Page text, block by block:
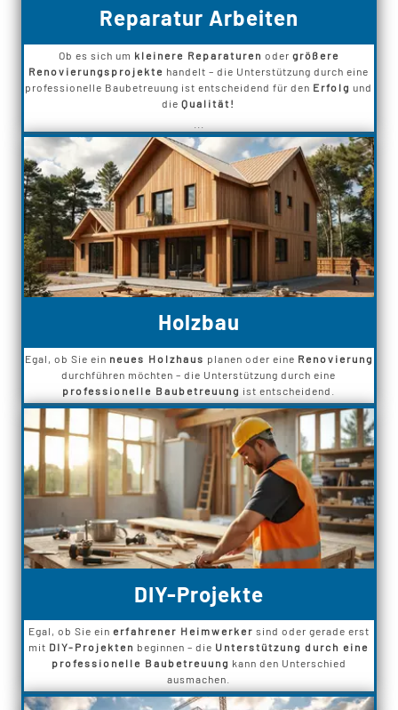
Reparatur Arbeiten
Ob es sich um kleinere Reparaturen oder größere
Renovierungsprojekte handelt – die Unterstützung durch eine
professionelle Baubetreuung ist entscheidend für den Erfolg und
dieQualität!
Holzbau
Egal, ob Sie ein neues Holzhaus planen oder eine Renovierung
durchführen möchten – die Unterstützung durch eine
professionelle Baubetreuung ist entscheidend.
DIY-Projekte
Egal, ob Sie ein erfahrener Heimwerker sind oder gerade erst
mit DIY-Projekten beginnen – die Unterstützung durch eine
professionelle Baubetreuung kann den Unterschied
ausmachen.